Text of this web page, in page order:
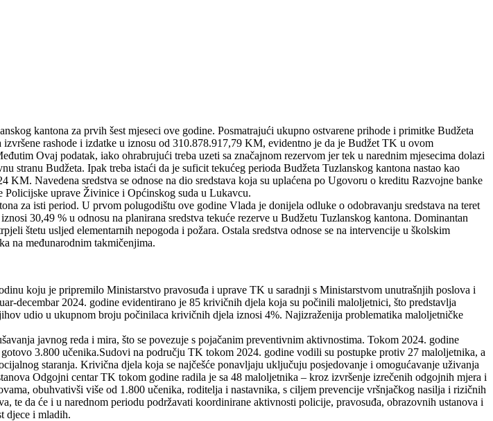
kantona za prvih šest mjeseci ove godine. Posmatrajući ukupno ostvarene prihode i primitke Budžeta
rashode i izdatke u iznosu od 310.878.917,79 KM, evidentno je da je Budžet TK u ovom
Ovaj podatak, iako ohrabrujući treba uzeti sa značajnom rezervom jer tek u narednim mjesecima dolazi
stranu Budžeta. Ipak treba istaći da je suficit tekućeg perioda Budžeta Tuzlanskog kantona nastao kao
Navedena sredstva se odnose na dio sredstava koja su uplaćena po Ugovoru o kreditu Razvojne banke
uprave Živinice i Općinskog suda u Lukavcu.
za isti period. U prvom polugodištu ove godine Vlada je donijela odluke o odobravanju sredstava na teret
30,49 % u odnosu na planirana sredstva tekuće rezerve u Budžetu Tuzlanskog kantona. Dominantan
štetu usljed elementarnih nepogoda i požara. Ostala sredstva odnose se na intervencije u školskim
na međunarodnim takmičenjima.
koju je pripremilo Ministarstvo pravosuđa i uprave TK u saradnji s Ministarstvom unutrašnjih poslova i
decembar 2024. godine evidentirano je 85 krivičnih djela koja su počinili maloljetnici, što predstavlja
udio u ukupnom broju počinilaca krivičnih djela iznosi 4%. Najizraženija problematika maloljetničke
javnog reda i mira, što se povezuje s pojačanim preventivnim aktivnostima. Tokom 2024. godine
3.800 učenika.Sudovi na području TK tokom 2024. godine vodili su postupke protiv 27 maloljetnika, a
staranja. Krivična djela koja se najčešće ponavljaju uključuju posjedovanje i omogućavanje uživanja
Odgojni centar TK tokom godine radila je sa 48 maloljetnika – kroz izvršenje izrečenih odgojnih mjera i
obuhvativši više od 1.800 učenika, roditelja i nastavnika, s ciljem prevencije vršnjačkog nasilja i rizičnih
te da će i u narednom periodu podržavati koordinirane aktivnosti policije, pravosuđa, obrazovnih ustanova i
djece i mladih.